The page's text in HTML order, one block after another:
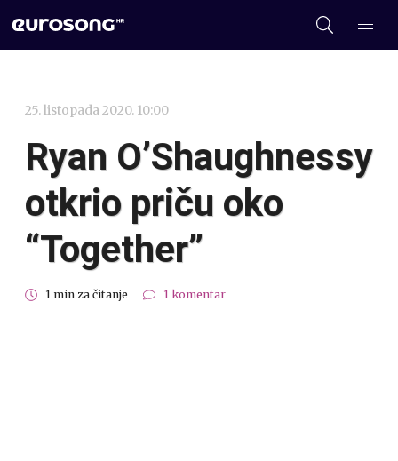
25. listopada 2020. 10:00
Ryan O’Shaughnessy
otkrio priču oko
“Together”
1 min za čitanje 1 komentar